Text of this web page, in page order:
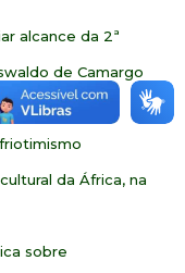
alcance da 2ª
de Camargo
da África, na
sobre